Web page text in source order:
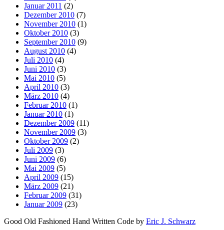
Januar 2011 (2)
Dezember 2010 (7)
November 2010 (1)
Oktober 2010 (3)
September 2010 (9)
August 2010 (4)
Juli 2010 (4)
Juni 2010 (3)
Mai 2010 (5)
April 2010 (3)
März 2010 (4)
Februar 2010 (1)
Januar 2010 (1)
Dezember 2009 (11)
November 2009 (3)
Oktober 2009 (2)
Juli 2009 (3)
Juni 2009 (6)
Mai 2009 (5)
April 2009 (15)
März 2009 (21)
Februar 2009 (31)
Januar 2009 (23)
Good Old Fashioned Hand Written Code by Eric J. Schwarz